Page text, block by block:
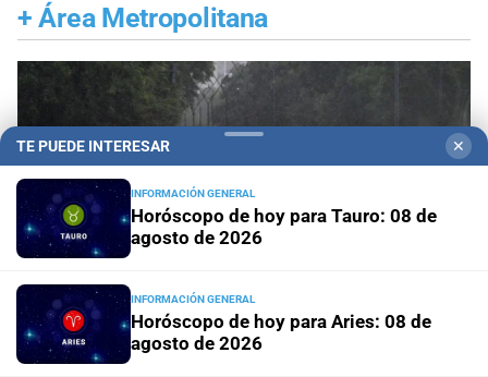
+ Área Metropolitana
TE PUEDE INTERESAR ✕
INFORMACIÓN GENERAL
Horóscopo de hoy para Tauro: 08 de
agosto de 2026
INFORMACIÓN GENERAL
Horóscopo de hoy para Aries: 08 de
agosto de 2026